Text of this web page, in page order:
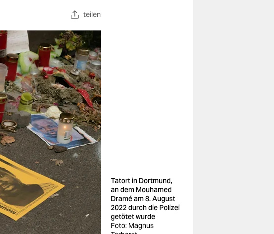
teilen
Tatort in Dortmund,
an dem Mouhamed
Dramé am 8. August
2022 durch die Polizei
getötet wurde
Foto: Magnus